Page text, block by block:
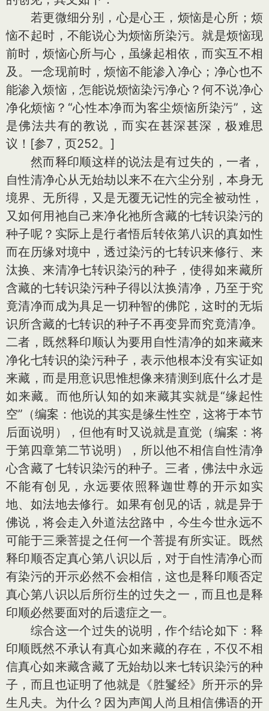
若更微细分别，心是心王，烦恼是心所；烦
恼不起时，不能说心为烦恼所染污。就是烦恼现
前时，烦恼心所与心，虽缘起相依，而实互不相
及。一念现前时，烦恼不能渗入净心；净心也不
能渗入烦恼，怎能说烦恼染污净心？何不说净心
净化烦恼？“心性本净而为客尘烦恼所染污”，这
是佛法共有的教说，而实在甚深甚深，极难思
议！[参7，页252。]
然而释印顺这样的说法是有过失的，一者，
自性清净心从无始劫以来不在六尘分别，本身无
境界、无所得，又是无覆无记性的完全被动性，
又如何用祂自己来净化祂所含藏的七转识染污的
种子呢？实际上是行者悟后转依第八识的真如性
而在历缘对境中，透过染污的七转识来修行、来
汰换、来清净七转识染污的种子，使得如来藏所
含藏的七转识染污种子得以汰换清净，乃至于究
竟清净而成为具足一切种智的佛陀，这时的无垢
识所含藏的七转识的种子不再变异而究竟清净。
二者，既然释印顺认为要用自性清净的如来藏来
净化七转识的染污种子，表示他根本没有实证如
来藏，而是用意识思惟想像来猜测到底什么才是
如来藏。而他所认知的如来藏其实就是“缘起性
空”（编案：他说的其实是缘生性空，这将于本节
后面说明），但他有时又说就是直觉（编案：将
于第四章第二节说明），所以他不相信自性清净
心含藏了七转识染污的种子。三者，佛法中永远
不能有创见，永远要依照释迦世尊的开示如实
地、如法地去修行。如果有创见的话，就是异于
佛说，将会走入外道法岔路中，今生今世永远不
可能于三乘菩提之任何一个菩提有所实证。既然
释印顺否定真心第八识以后，对于自性清净心而
有染污的开示必然不会相信，这也是释印顺否定
真心第八识以后所衍生的过失之一，而且也是释
印顺必然要面对的后遗症之一。
综合这一个过失的说明，作个结论如下：释
印顺既然不承认有真心如来藏的存在，不仅不相
信真心如来藏含藏了无始劫以来七转识染污的种
子，而且也证明了他就是《胜鬘经》所开示的异
生凡夫。为什么？因为声闻人尚且相信佛语的开